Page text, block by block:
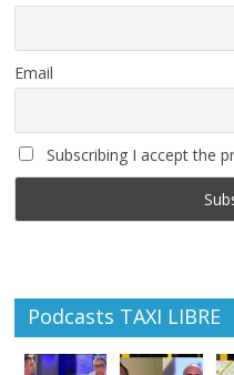
Email
Subscribing I accept the
Podcasts TAXI LIBRE